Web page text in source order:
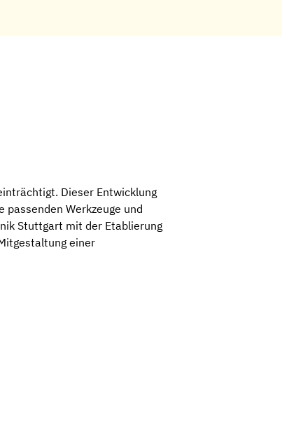
Dieser Entwicklung
Werkzeuge und
Stuttgart mit der Etablierung
einer